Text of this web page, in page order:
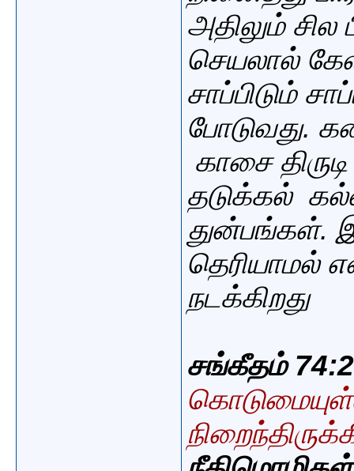
அதிலும் சில
செயலால்
சாப்பிடும்
போடுவது.
காசை
தடுக்கல்
துன்பங்கள்.
தெரியாமல்
நடக்கிறது
சங்கீதம்
கொடுமையுள்ள